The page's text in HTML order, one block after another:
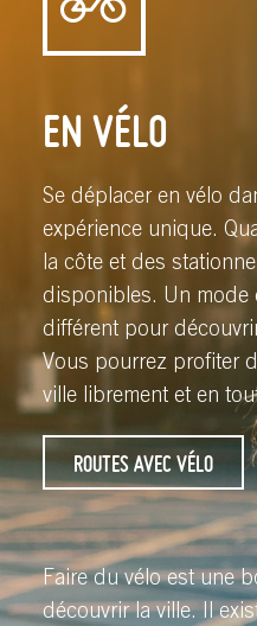
EN VÉLO
Se déplacer en vélo
expérience unique.
la côte et des
disponibles. Un mode
différent pour
Vous pourrez profiter
ville librement et en
ROUTES AVEC VÉLO
Faire du vélo est une
découvrir la ville. Il